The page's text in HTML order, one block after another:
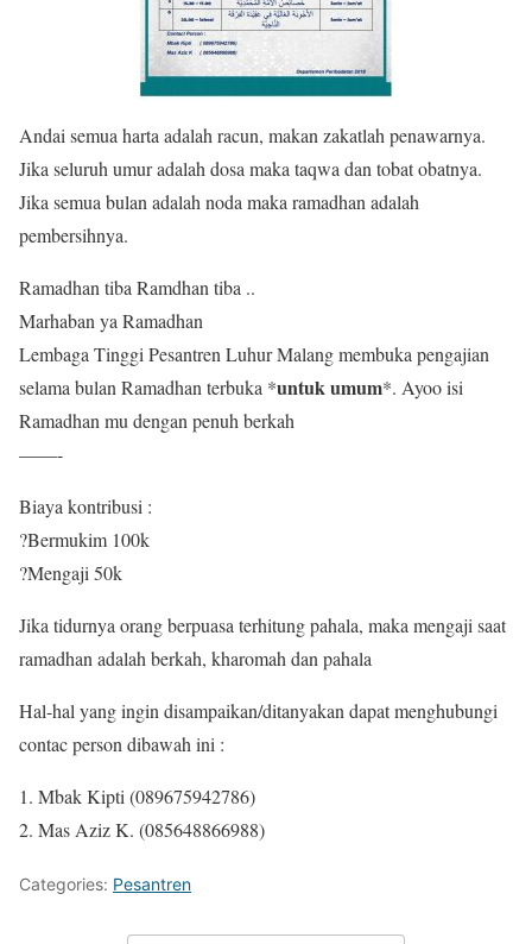
Andai semua harta adalah racun, makan zakatlah penawarnya.
Jika seluruh umur adalah dosa maka taqwa dan tobat obatnya.
Jika semua bulan adalah noda maka ramadhan adalah
pembersihnya.
Ramadhan tiba Ramdhan tiba ..
Marhaban ya Ramadhan
Lembaga Tinggi Pesantren Luhur Malang membuka pengajian
selama bulan Ramadhan terbuka *untuk umum*. Ayoo isi
Ramadhan mu dengan penuh berkah
——-
Biaya kontribusi :
?Bermukim 100k
?Mengaji 50k
Jika tidurnya orang berpuasa terhitung pahala, maka mengaji saat
ramadhan adalah berkah, kharomah dan pahala
Hal-hal yang ingin disampaikan/ditanyakan dapat menghubungi
contac person dibawah ini :
1. Mbak Kipti (089675942786)
2. Mas Aziz K. (085648866988)
Categories: Pesantren